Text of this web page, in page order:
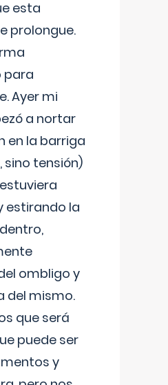
esta
prolongue.
para
Ayer mi
a nortar
en la barriga
sino tensión)
estirando la
ombligo y
del mismo.
que será
puede ser
y